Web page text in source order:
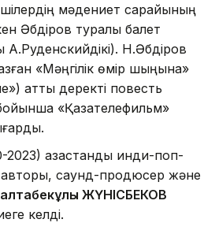
мәдениет сарайының
Әбдіров туралы балет
А.Руденскийдікі). Н.Әбдіров
«Мәңгілік өмір шыңына»
атты деректі повесть
«Қазақтелефильм»
қазақстандық инди-поп-
саунд-продюсер және
ЖҮНІСБЕКОВ
келді.